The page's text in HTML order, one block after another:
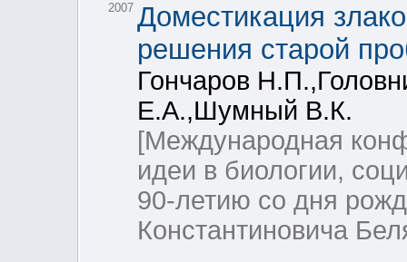
2007 Доместикация
решения старой
Гончаров
Е.А.,Шумный В.К.
[Международная
идеи в биологии,
90-летию со дня
Константиновича